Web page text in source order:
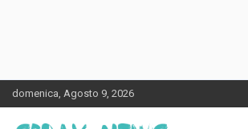
Skip
to
content
domenica, Agosto 9, 2026